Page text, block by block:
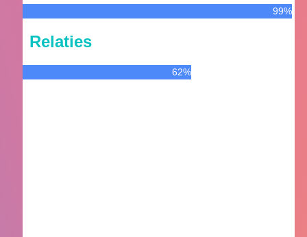
99%
Relaties
62%